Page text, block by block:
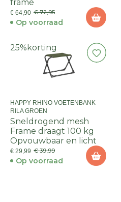
frame
€ 64,90 € 72,95
Op voorraad
25% korting
HAPPY RHINO VOETENBANK
RILA GROEN
Sneldrogend mesh
Frame draagt 100 kg
Opvouwbaar en licht
€ 29,99 € 39,99
Op voorraad